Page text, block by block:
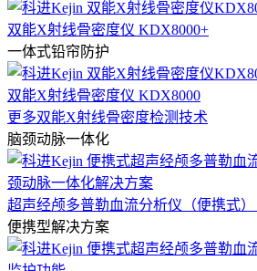
双能X射线骨密度仪 KDX8000+
一体式铅帘防护
双能X射线骨密度仪 KDX8000
更多双能X射线骨密度检测技术
脑颈动脉一体化
超声经颅多普勒血流分析仪（便携式）
便携型解决方案